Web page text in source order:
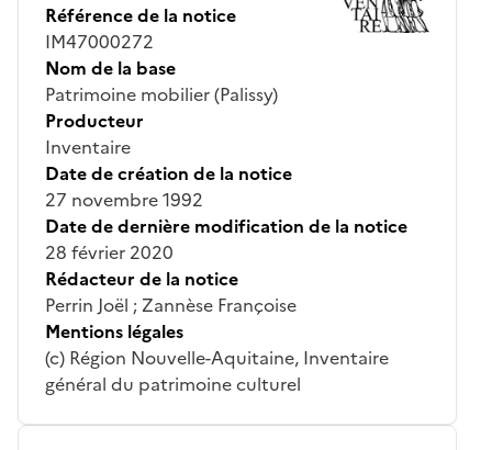
Référence de la notice
IM47000272
Nom de la base
Patrimoine mobilier (Palissy)
Producteur
Inventaire
Date de création de la notice
27 novembre 1992
Date de dernière modification de la notice
28 février 2020
Rédacteur de la notice
Perrin Joël ; Zannèse Françoise
Mentions légales
(c) Région Nouvelle-Aquitaine, Inventaire
général du patrimoine culturel